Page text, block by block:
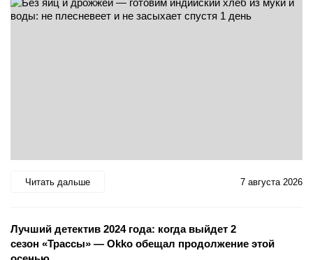
Читать дальше 7 августа 2026
Лучший детектив 2024 года: когда выйдет 2
сезон «Трассы» — Okko обещал продолжение этой